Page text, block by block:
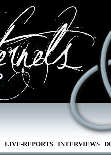
LIVE-REPORTS INTERVIEWS